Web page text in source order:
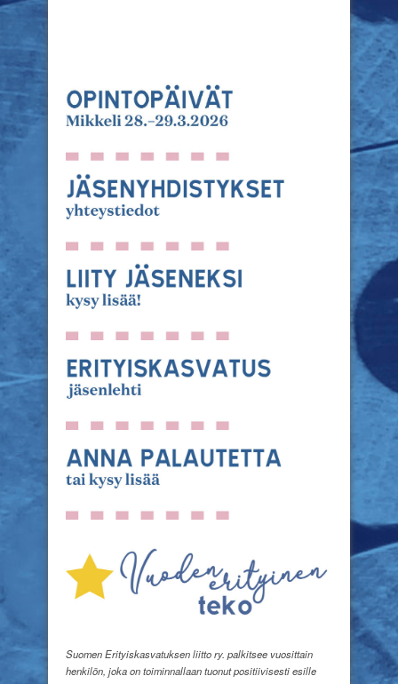
Suomen Erityiskasvatuksen liitto ry. palkitsee vuosittain
henkilön, joka on toiminnallaan tuonut positiivisesti esille